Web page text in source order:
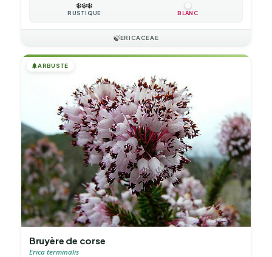
❄️❄️❄️
RUSTIQUE BLANC
🍃ERICACEAE
🌲ARBUSTE
Bruyère de corse
Erica terminalis